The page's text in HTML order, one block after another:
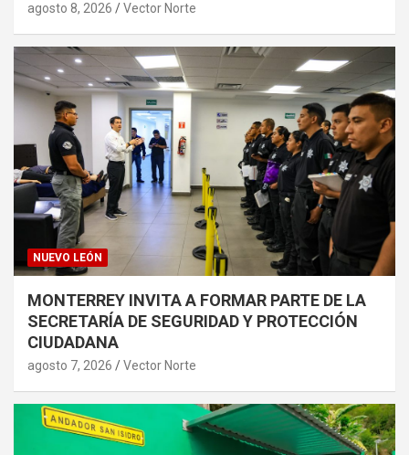
agosto 8, 2026 Vector Norte
NUEVO LEÓN
MONTERREY INVITA A FORMAR PARTE DE LA
SECRETARÍA DE SEGURIDAD Y PROTECCIÓN
CIUDADANA
agosto 7, 2026 Vector Norte